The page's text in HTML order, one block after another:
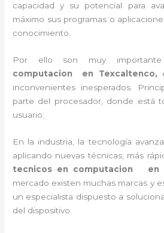
capacidad y su potencial para
máximo sus programas o
conocimiento.
Por ello son muy
computacion en Texcaltenco,
inconvenientes inesperados.
parte del procesador, donde está
usuario.
En la industria, la tecnología
aplicando nuevas técnicas, más
tecnicos en computacion en
mercado existen muchas marcas y
un especialista dispuesto a
del dispositivo.